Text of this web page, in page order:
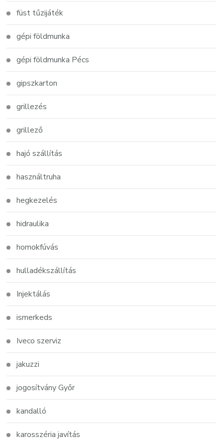
füst tűzijáték
gépi földmunka
gépi földmunka Pécs
gipszkarton
grillezés
grillező
hajó szállítás
használtruha
hegkezelés
hidraulika
homokfúvás
hulladékszállítás
Injektálás
ismerkeds
Iveco szerviz
jakuzzi
jogosítvány Győr
kandalló
karosszéria javítás